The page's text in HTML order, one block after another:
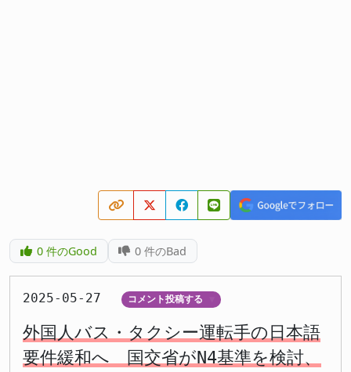
0件のGood 0 件のBad
2025-05-27 コメント投稿する
外国人バス・タクシー運転手の日本語
要件緩和へ 国交省がN4基準を検討、